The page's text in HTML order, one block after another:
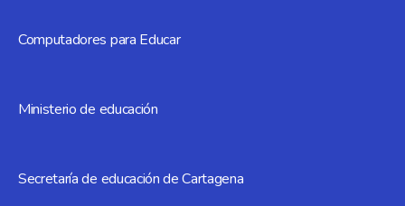
Computadores para Educar
Ministerio de educación
Secretaría de educación de Cartagena